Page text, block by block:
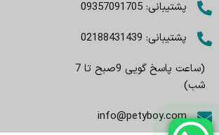
پشتیبانی: 09357091705
پشتیبانی: 02188431439
(ساعت پاسخ گویی 9صبح تا 7
شب)
info@petyboy.com